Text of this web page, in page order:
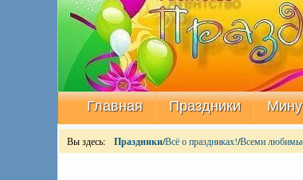
Главная Праздники
Вы здесь: Праздники/Всё о праздниках!/Всеми